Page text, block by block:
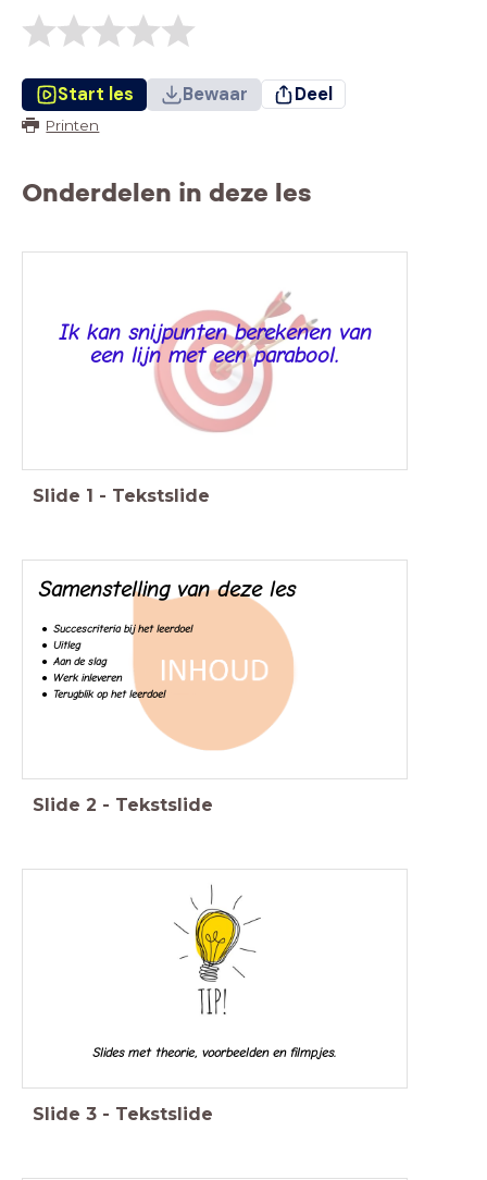
Start les Bewaar Deel
Printen
Onderdelen in deze les
Ik kan snijpunten berekenen van
een lijn met een parabool.
Slide 1 - Tekstslide
Samenstelling van deze les
Succescriteria bij het leerdoel
Uitleg
Aan de slag
Werk inleveren
Terugblik op het leerdoel
Slide 2 - Tekstslide
Slides met theorie, voorbeelden en filmpjes.
Slide 3 - Tekstslide